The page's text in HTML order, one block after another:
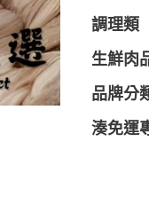
調理類
生鮮肉
品牌分
湊免運